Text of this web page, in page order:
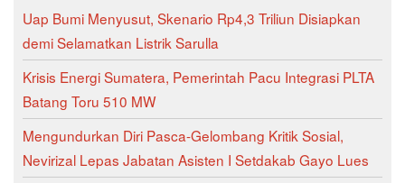
Uap Bumi Menyusut, Skenario Rp4,3 Triliun Disiapkan
demi Selamatkan Listrik Sarulla
Krisis Energi Sumatera, Pemerintah Pacu Integrasi PLTA
Batang Toru 510 MW
Mengundurkan Diri Pasca-Gelombang Kritik Sosial,
Nevirizal Lepas Jabatan Asisten I Setdakab Gayo Lues